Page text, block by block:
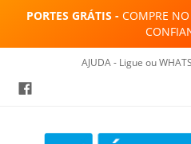
PORTES GRÁTIS - COMPRE
AJUDA - Ligue ou